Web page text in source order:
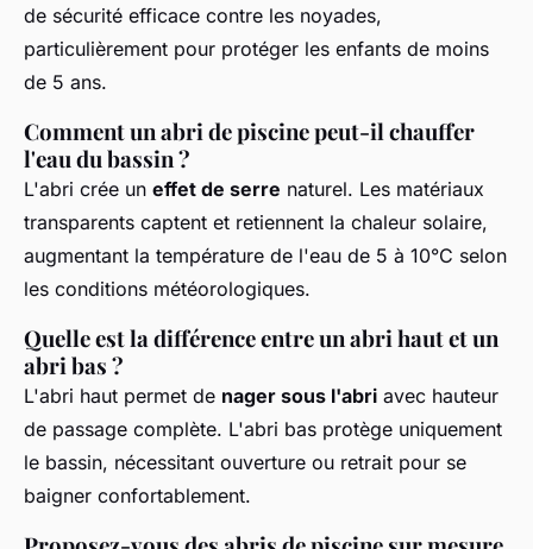
de sécurité efficace contre les noyades,
particulièrement pour protéger les enfants de moins
de 5 ans.
Comment un abri de piscine peut-il chauffer
l'eau du bassin ?
L'abri crée un effet de serre naturel. Les matériaux
transparents captent et retiennent la chaleur solaire,
augmentant la température de l'eau de 5 à 10°C selon
les conditions météorologiques.
Quelle est la différence entre un abri haut et un
abri bas ?
L'abri haut permet de nager sous l'abri avec hauteur
de passage complète. L'abri bas protège uniquement
le bassin, nécessitant ouverture ou retrait pour se
baigner confortablement.